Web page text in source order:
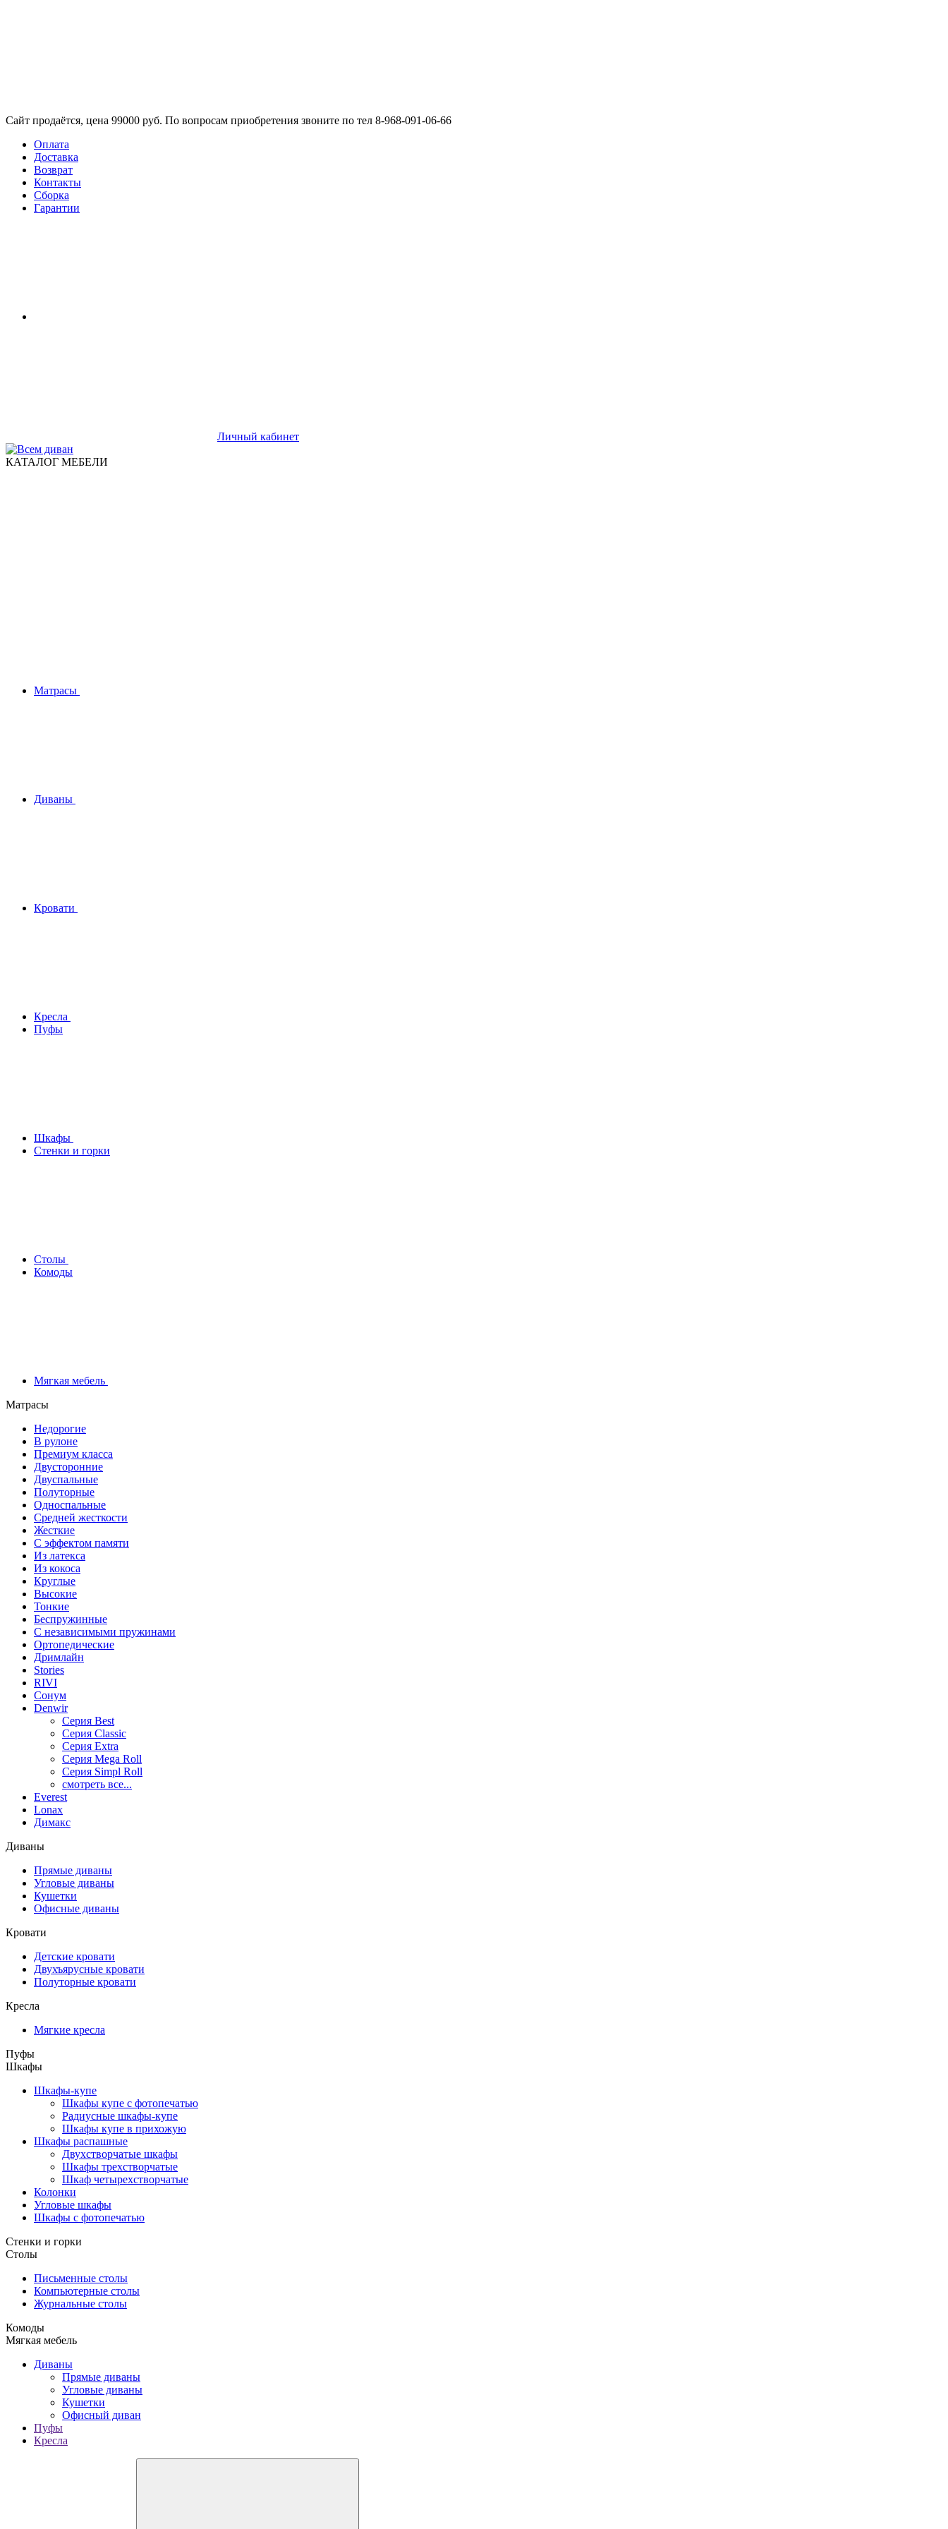
Сайт продаётся, цена 99000 руб. По вопросам приобретения звоните по тел 8-968-091-06-66
Оплата
Доставка
Возврат
Контакты
Сборка​
Гарантии
Личный кабинет
КАТАЛОГ МЕБЕЛИ
Матрасы
Диваны
Кровати
Кресла
Пуфы
Шкафы
Стенки и горки
Столы
Комоды
Мягкая мебель
Матрасы
Недорогие
В рулоне
Премиум класса
Двусторонние
Двуспальные
Полуторные
Односпальные
Средней жесткости
Жесткие
С эффектом памяти
Из латекса
Из кокоса
Круглые
Высокие
Тонкие
Беспружинные
С независимыми пружинами
Ортопедические
Дримлайн
Stories
RIVI
Сонум
Denwir
Серия Best
Серия Classic
Серия Extra
Серия Mega Roll
Серия Simpl Roll
смотреть все...
Everest
Lonax
Димакс
Диваны
Прямые диваны
Угловые диваны
Кушетки
Офисные диваны
Кровати
Детские кровати
Двухъярусные кровати
Полуторные кровати
Кресла
Мягкие кресла
Пуфы
Шкафы
Шкафы-купе
Шкафы купе с фотопечатью
Радиусные шкафы-купе
Шкафы купе в прихожую
Шкафы распашные
Двухстворчатые шкафы
Шкафы трехстворчатые
Шкаф четырехстворчатые
Колонки
Угловые шкафы
Шкафы с фотопечатью
Стенки и горки
Столы
Письменные столы
Компьютерные столы
Журнальные столы
Комоды
Мягкая мебель
Диваны
Прямые диваны
Угловые диваны
Кушетки
Офисный диван
Пуфы
Кресла